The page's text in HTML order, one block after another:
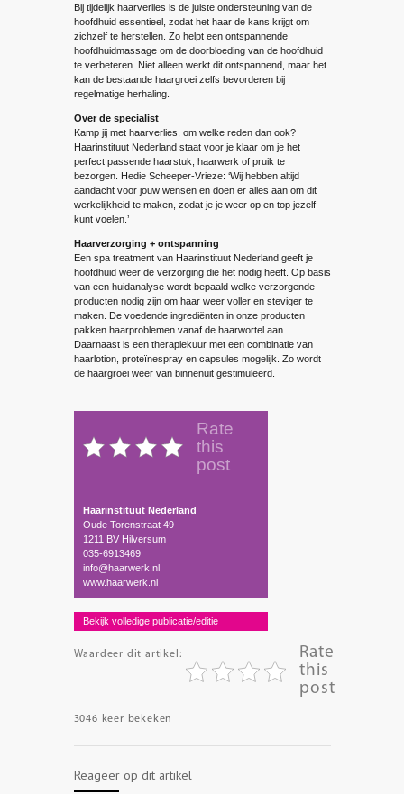
Bij tijdelijk haarverlies is de juiste ondersteuning van de
hoofdhuid essentieel, zodat het haar de kans krijgt om
zichzelf te herstellen. Zo helpt een ontspannende
hoofdhuidmassage om de doorbloeding van de hoofdhuid
te verbeteren. Niet alleen werkt dit ontspannend, maar het
kan de bestaande haargroei zelfs bevorderen bij
regelmatige herhaling.
Over de specialist
Kamp jij met haarverlies, om welke reden dan ook?
Haarinstituut Nederland staat voor je klaar om je het
perfect passende haarstuk, haarwerk of pruik te
bezorgen. Hedie Scheeper-Vrieze: ‘Wij hebben altijd
aandacht voor jouw wensen en doen er alles aan om dit
werkelijkheid te maken, zodat je je weer op en top jezelf
kunt voelen.’
Haarverzorging + ontspanning
Een spa treatment van Haarinstituut Nederland geeft je
hoofdhuid weer de verzorging die het nodig heeft. Op basis
van een huidanalyse wordt bepaald welke verzorgende
producten nodig zijn om haar weer voller en steviger te
maken. De voedende ingrediënten in onze producten
pakken haarproblemen vanaf de haarwortel aan.
Daarnaast is een therapiekuur met een combinatie van
haarlotion, proteïnespray en capsules mogelijk. Zo wordt
de haargroei weer van binnenuit gestimuleerd.
Rate
this
post
Haarinstituut Nederland
Oude Torenstraat 49
1211 BV Hilversum
035-6913469
info@haarwerk.nl
www.haarwerk.nl
Bekijk volledige publicatie/editie
Waardeer dit artikel:
Rate
this
post
3046 keer bekeken
Reageer op dit artikel